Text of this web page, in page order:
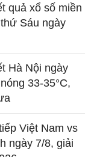
quả xổ số miền
Sáu ngày
Hà Nội ngày
33-35°C,
Việt Nam vs
ngày 7/8, giải